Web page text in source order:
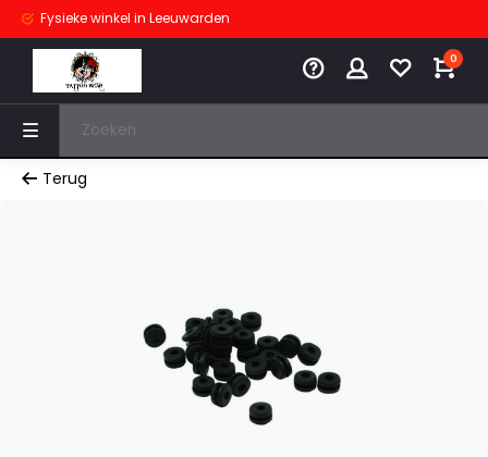
Fysieke winkel in Leeuwarden
0
Terug